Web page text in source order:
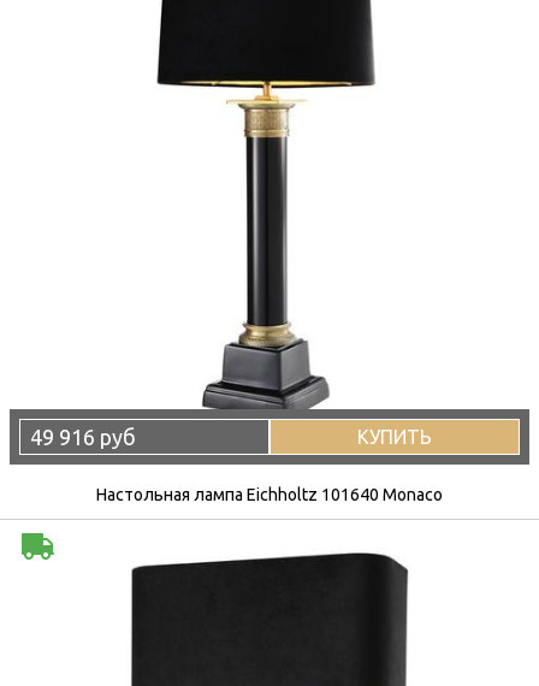
49 916 руб КУПИТЬ
Настольная лампа Eichholtz 101640 Monaco